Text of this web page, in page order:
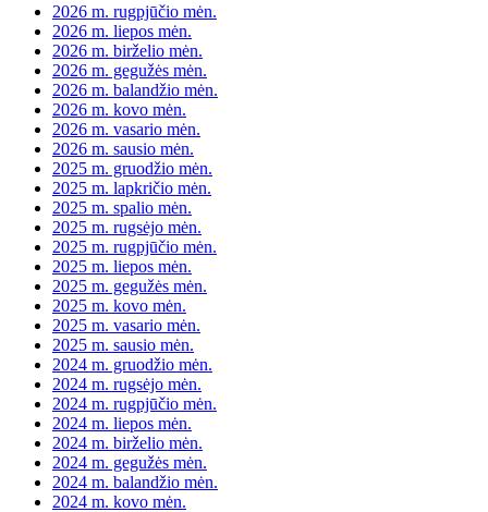
2026 m. rugpjūčio mėn.
2026 m. liepos mėn.
2026 m. birželio mėn.
2026 m. gegužės mėn.
2026 m. balandžio mėn.
2026 m. kovo mėn.
2026 m. vasario mėn.
2026 m. sausio mėn.
2025 m. gruodžio mėn.
2025 m. lapkričio mėn.
2025 m. spalio mėn.
2025 m. rugsėjo mėn.
2025 m. rugpjūčio mėn.
2025 m. liepos mėn.
2025 m. gegužės mėn.
2025 m. kovo mėn.
2025 m. vasario mėn.
2025 m. sausio mėn.
2024 m. gruodžio mėn.
2024 m. rugsėjo mėn.
2024 m. rugpjūčio mėn.
2024 m. liepos mėn.
2024 m. birželio mėn.
2024 m. gegužės mėn.
2024 m. balandžio mėn.
2024 m. kovo mėn.